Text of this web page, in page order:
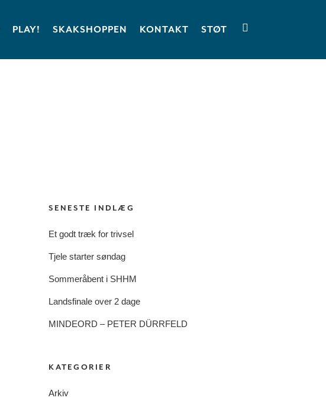
PLAY! SKAKSHOPPEN KONTAKT STØT
SENESTE INDLÆG
Et godt træk for trivsel
Tjele starter søndag
Sommeråbent i SHHM
Landsfinale over 2 dage
MINDEORD – PETER DÜRRFELD
KATEGORIER
Arkiv